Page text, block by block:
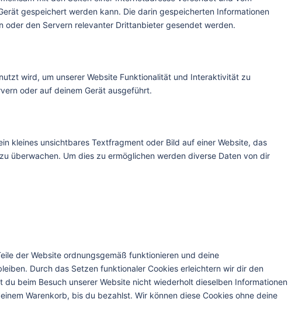
gespeichert werden kann. Die darin gespeicherten Informationen
oder den Servern relevanter Drittanbieter gesendet werden.
wird, um unserer Website Funktionalität und Interaktivität zu
oder auf deinem Gerät ausgeführt.
kleines unsichtbares Textfragment oder Bild auf einer Website, das
überwachen. Um dies zu ermöglichen werden diverse Daten von dir
der Website ordnungsgemäß funktionieren und deine
Durch das Setzen funktionaler Cookies erleichtern wir dir den
du beim Besuch unserer Website nicht wiederholt dieselben Informationen
Warenkorb, bis du bezahlst. Wir können diese Cookies ohne deine